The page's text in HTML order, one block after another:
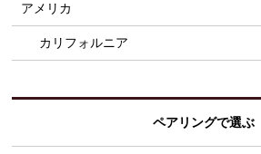
アメリカ
カリフォルニア
ペアリングで選ぶ